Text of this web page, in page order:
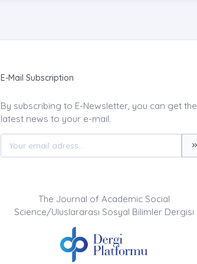
E-Mail Subscription
By subscribing to E-Newsletter, you can get the
latest news to your e-mail.
The Journal of Academic Social
Science/Uluslararası Sosyal Bilimler Dergisi